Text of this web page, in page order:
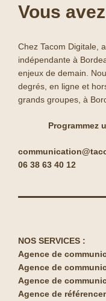
Vous
Chez Tacom Digitale,
indépendante à
enjeux de demain.
degrés, en ligne et
grands groupes, à
Programmez
06 38 63 40 12
NOS SERVICES :
Agence de
Agence de
Agence de
Agence de